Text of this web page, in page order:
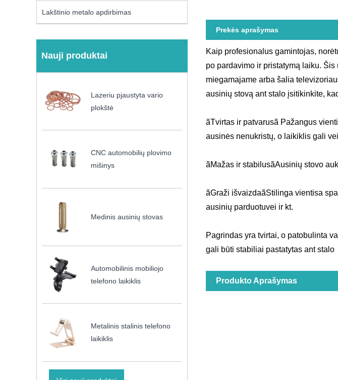
Lakštinio metalo apdirbimas
Nauji produktai
Lazeriu pjaustyta vario
plokštė
CNC automobilių plovimo
mišinys
Medinis ausinių stovas
Automobilinis mobiliojo
telefono laikiklis
Metalinis stalinis telefono
laikiklis
Prekės aprašymas
Kaip profesionalus gamintojas,
po pardavimo ir pristatymą laiku.
miegamajame arba šalia
ausinių stovą ant stalo įsitikinkite,
ãTvirtas ir patvarusã Pažangus
ausinės nenukristų, o laikiklis gali
ãMažas ir stabilusãAusinių stovo
ãGraži išvaizdaãStilinga vientisa
ausinių parduotuvei ir kt.
Pagrindas yra tvirtai, o patobulinta
gali būti stabiliai pastatytas ant stalo
Produkto Aprašymas